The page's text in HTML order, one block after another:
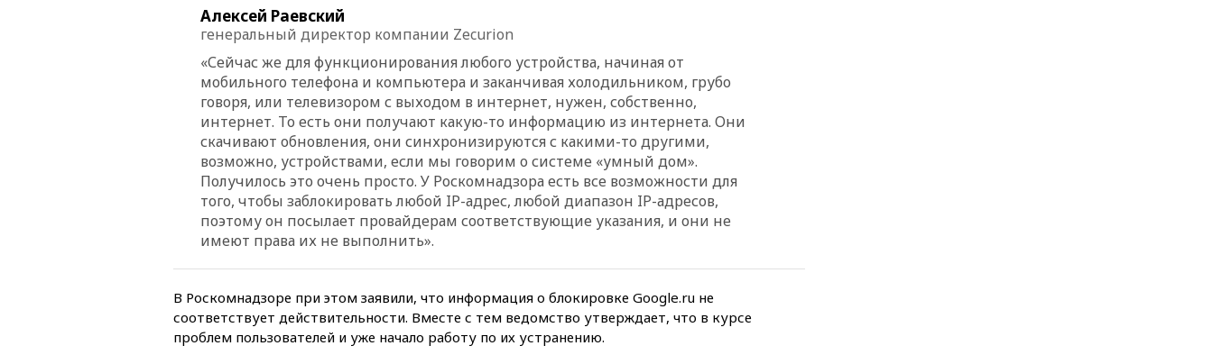
автомобиля на толпу в Омске
13:19
WP: Трамп определился
со своим преемником
13:13СК возбудил дело по
факту гибели женщины и
ребенка в Раменском
12:57В Луганске при ракетном
ударе ВСУ по складу
пострадали пять человек
отмыванием денег, достигло
рекордного показателя
Алексей Раевский
генеральный директор компании Zecurion
«Сейчас же для функционирования любого устройства, начиная от
мобильного телефона и компьютера и заканчивая холодильником, грубо
говоря, или телевизором с выходом в интернет, нужен, собственно,
интернет. То есть они получают какую-то информацию из интернета. Они
скачивают обновления, они синхронизируются с какими-то другими,
возможно, устройствами, если мы говорим о системе «умный дом».
Получилось это очень просто. У Роскомнадзора есть все возможности для
того, чтобы заблокировать любой IP-адрес, любой диапазон IP-адресов,
поэтому он посылает провайдерам соответствующие указания, и они не
имеют права их не выполнить».
В Роскомнадзоре при этом заявили, что информация о блокировке Google.ru не
соответствует действительности. Вместе с тем ведомство утверждает, что в курсе
проблем пользователей и уже начало работу по их устранению.